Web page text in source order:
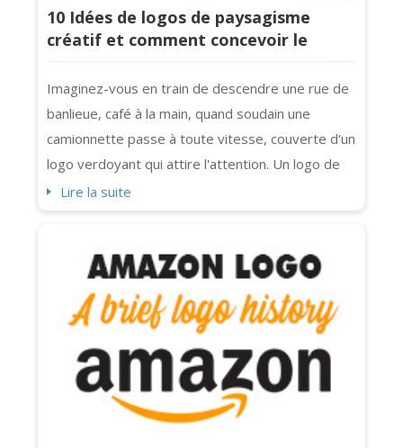
10 Idées de logos de paysagisme
créatif et comment concevoir le
vôtre
Imaginez-vous en train de descendre une rue de
banlieue, café à la main, quand soudain une
camionnette passe à toute vitesse, couverte d'un
logo verdoyant qui attire l'attention. Un logo de
paysagisme bien pensé et magnifiquement conçu
visuelle avec chaque client potentiel du quartier.
Peu importe que vous...
Lire la suite